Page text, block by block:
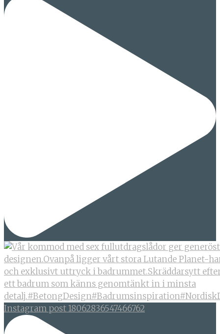
Instagram post 18062836547466762